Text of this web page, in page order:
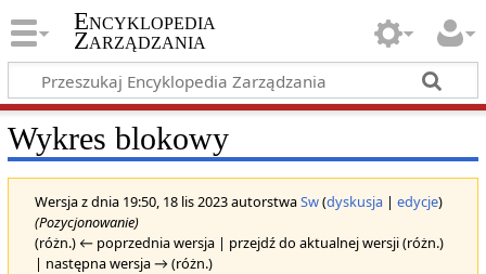
Encyklopedia
Zarządzania
Wykres blokowy
Wersja z dnia 19:50, 18 lis 2023 autorstwaSw(dyskusja| edycje)
(Pozycjonowanie)
(różn.) ← poprzednia wersja | przejdź do aktualnej wersji (różn.)
| następna wersja → (różn.)